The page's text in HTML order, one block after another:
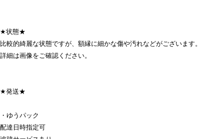
★状態★
比較的綺麗な状態ですが、額縁に細かな傷や汚れなどがございます。
詳細は画像をご確認ください。
★発送★
・ゆうパック
配達日時指定可